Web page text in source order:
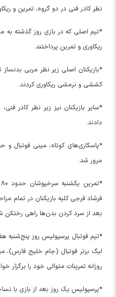
نظر کادر فنی در دو گروه، تمرین و
*تیم اصلی که در بازی روز گذشته به
ریکاوری و تمرین پرداختند.
*بازیکنان اصلی زیر نظر مربی بدنساز
کششی و نرمشی ریکاوری کردند.
*سایر بازیکنان نیز زیر نظر کادر
دادند.
*پاسکاری‌های کوتاه، مینی فوتبال و
مرور شد.
فرشاد فرجی کلیه بازیکنان در تمام
بعد از سرد کردن بدن‌ها راهی رختکن
*تیم فوتبال پرسپولیس روز پنج‌شنبه
لیگ برتر فوتبال (جام خلیج فارس)،
روزانه تمرینات متوالی خود را برگزار
*پرسپولیس یک روز بعد از بازی با